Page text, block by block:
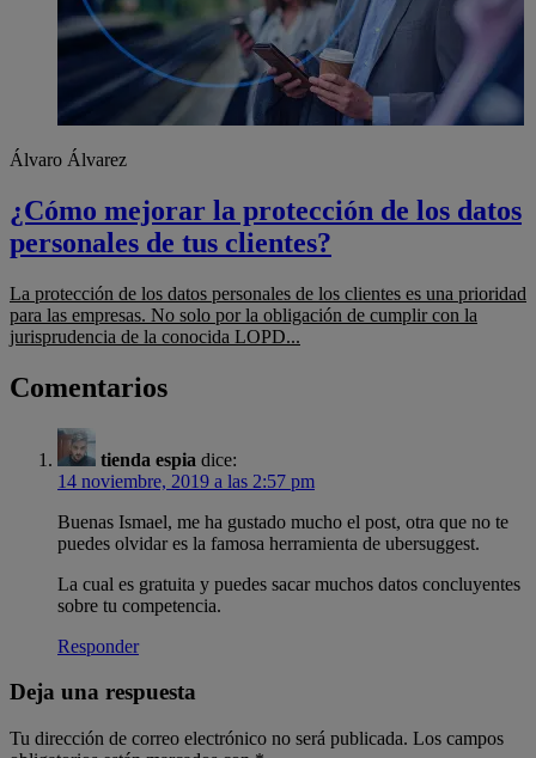
Álvaro Álvarez
¿Cómo mejorar la protección de los datos
personales de tus clientes?
La protección de los datos personales de los clientes es una prioridad
para las empresas. No solo por la obligación de cumplir con la
jurisprudencia de la conocida LOPD...
Comentarios
tienda espia dice:
14 noviembre, 2019 a las 2:57 pm
Buenas Ismael, me ha gustado mucho el post, otra que no te
puedes olvidar es la famosa herramienta de ubersuggest.
La cual es gratuita y puedes sacar muchos datos concluyentes
sobre tu competencia.
Responder
Deja una respuesta
Tu dirección de correo electrónico no será publicada. Los campos